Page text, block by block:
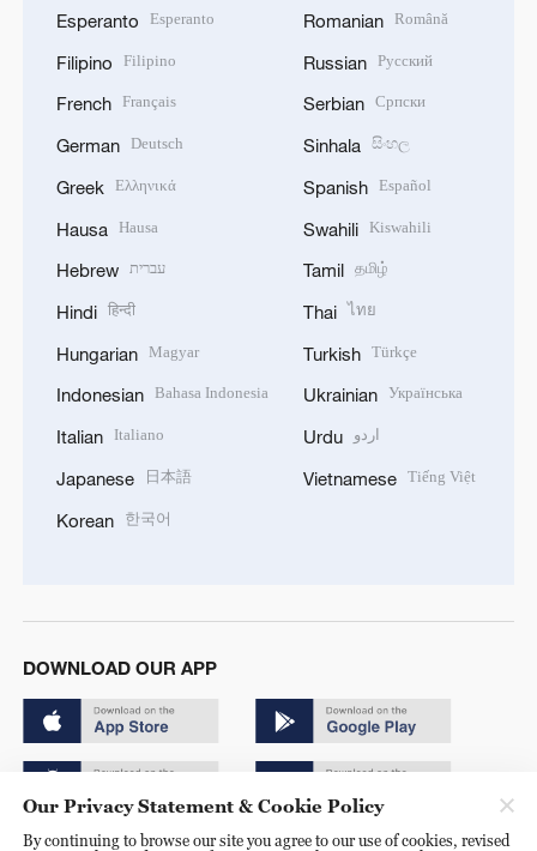
Esperanto Esperanto
Filipino Filipino
French Français
German Deutsch
Greek Ελληνικά
Hausa Hausa
Hebrew עברית
Hindi हिन्दी
Hungarian Magyar
Indonesian Bahasa Indonesia
Italian Italiano
Japanese 日本語
Korean 한국어
Romanian Română
Russian Русский
Serbian Српски
Sinhala සිංහල
Spanish Español
Swahili Kiswahili
Tamil தமிழ்
Thai ไทย
Turkish Türkçe
Ukrainian Українська
Urdu اردو
Vietnamese Tiếng Việt
DOWNLOAD OUR APP
Copyright © 2024 CGTN.
Our Privacy Statement & Cookie Policy
By continuing to browse our site you agree to our use of cookies, revised